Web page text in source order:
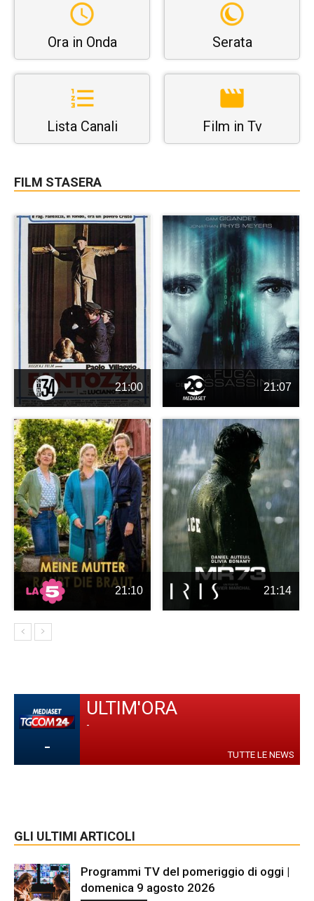
Ora in Onda Serata
Lista Canali Film in Tv
FILM STASERA
21:00 21:07
21:10 21:14
-
ULTIM'ORA
-
TUTTE LE NEWS
GLI ULTIMI ARTICOLI
Programmi TV del pomeriggio di oggi |
domenica 9 agosto 2026